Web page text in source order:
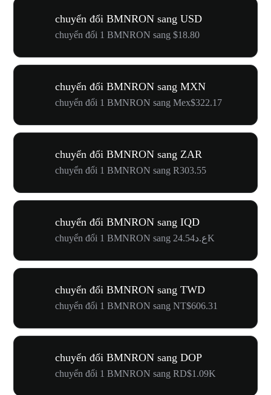
chuyển đổi BMNRON sang USD
chuyển đổi 1 BMNRON sang $18.80
chuyển đổi BMNRON sang MXN
chuyển đổi 1 BMNRON sang Mex$322.17
chuyển đổi BMNRON sang ZAR
chuyển đổi 1 BMNRON sang R303.55
chuyển đổi BMNRON sang IQD
chuyển đổi 1 BMNRON sang ع.د24.54K
chuyển đổi BMNRON sang TWD
chuyển đổi 1 BMNRON sang NT$606.31
chuyển đổi BMNRON sang DOP
chuyển đổi 1 BMNRON sang RD$1.09K